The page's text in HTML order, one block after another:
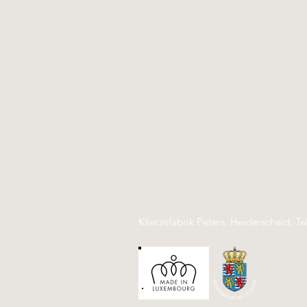
Käerzefabrik Peters, Heiderscheid, Tel.